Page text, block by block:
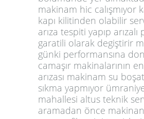
makinam hic calışmıyor
kapı kilitinden olabilir
arıza tespiti yapıp arızalı
garatili olarak degiştirir
günki performansına
camaşır makinalarının
arızası makinam su
sıkma yapmıyor
mahallesi altus teknik
aramadan önce